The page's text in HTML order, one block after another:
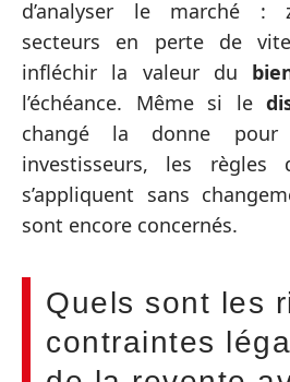
d’analyser le marché :
secteurs en perte de
infléchir la valeur du
l’échéance. Même si le
changé la donne pour
investisseurs, les règles
s’appliquent sans
sont encore concernés.
Quels sont les
contraintes